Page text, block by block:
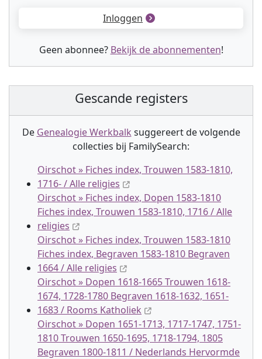
Inloggen
Geen abonnee? Bekijk de abonnementen!
Gescande registers
De Genealogie Werkbalk suggereert de volgende
collecties bij FamilySearch:
Oirschot » Fiches index, Trouwen 1583-1810,
1716- / Alle religies
Oirschot » Fiches index, Dopen 1583-1810
Fiches index, Trouwen 1583-1810, 1716 / Alle
religies
Oirschot » Fiches index, Trouwen 1583-1810
Fiches index, Begraven 1583-1810 Begraven
1664 / Alle religies
Oirschot » Dopen 1618-1665 Trouwen 1618-
1674, 1728-1780 Begraven 1618-1632, 1651-
1683 / Rooms Katholiek
Oirschot » Dopen 1651-1713, 1717-1747, 1751-
1810 Trouwen 1650-1695, 1718-1794, 1805
Begraven 1800-1811 / Nederlands Hervormde